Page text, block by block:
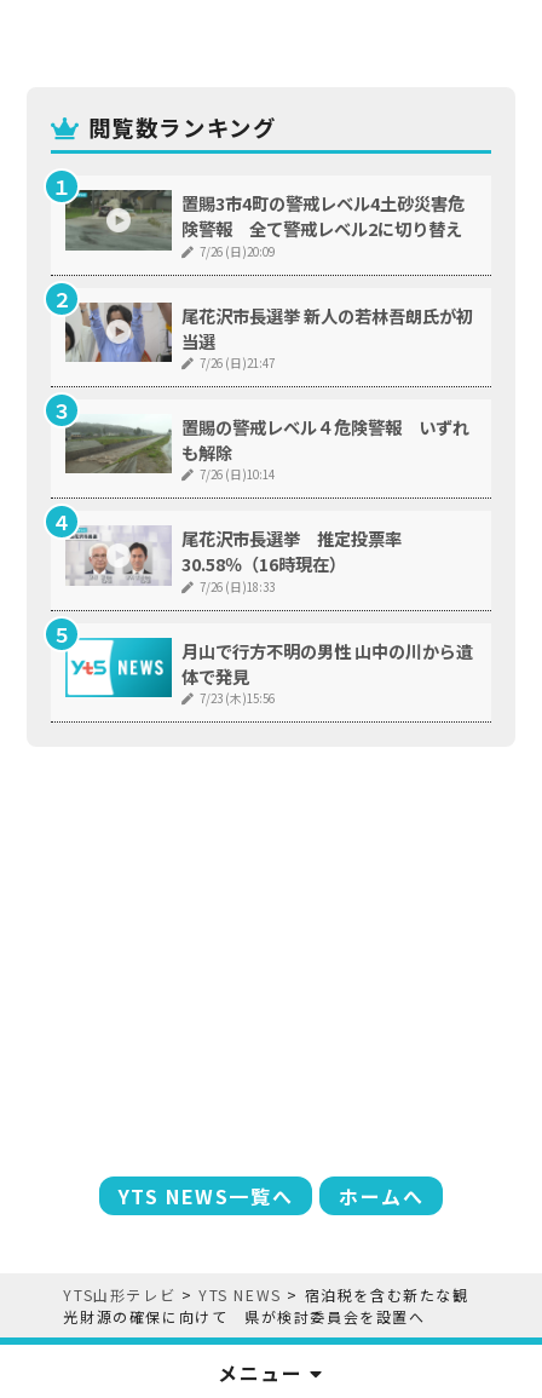
閲覧数ランキング
置賜3市4町の警戒レベル4土砂災害危
険警報 全て警戒レベル2に切り替え
7/26 (日)20:09
尾花沢市長選挙 新人の若林吾朗氏が初
当選
7/26 (日)21:47
置賜の警戒レベル４危険警報 いずれ
も解除
7/26 (日)10:14
尾花沢市長選挙 推定投票率
30.58％（16時現在）
7/26 (日)18:33
月山で行方不明の男性 山中の川から遺
体で発見
7/23 (木)15:56
YTS NEWS一覧へ ホームへ
YTS山形テレビ >YTS NEWS > 宿泊税を含む新たな観
光財源の確保に向けて 県が検討委員会を設置へ
メニュー